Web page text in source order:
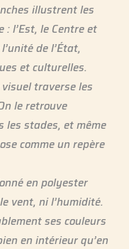
illustrent les
l’Est, le Centre et
de l’État,
et culturelles.
visuel traverse les
le retrouve
les stades, et même
comme un repère
en polyester
vent, ni l’humidité.
ses couleurs
en intérieur qu’en